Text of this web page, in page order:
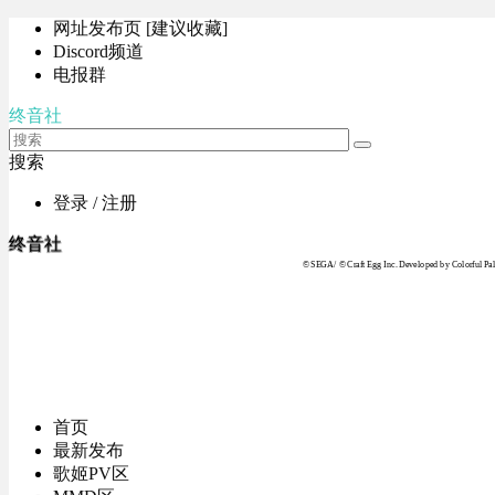
网址发布页 [建议收藏]
Discord频道
电报群
终音社
搜索
登录 / 注册
终音社
© SEGA / © Craft Egg Inc. Developed by Colorful
首页
最新发布
歌姬PV区